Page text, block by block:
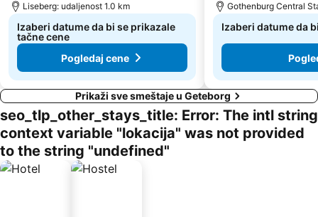
Liseberg: udaljenost 1.0 km
Izaberi datume da bi se prikazale
tačne cene
Pogledaj cene
Gothenburg Central
Izaberi datume da
Prikaži sve smeštaje u Geteborg
seo_tlp_other_stays_title: Error: The intl string
context variable "lokacija" was not provided
to the string "undefined"